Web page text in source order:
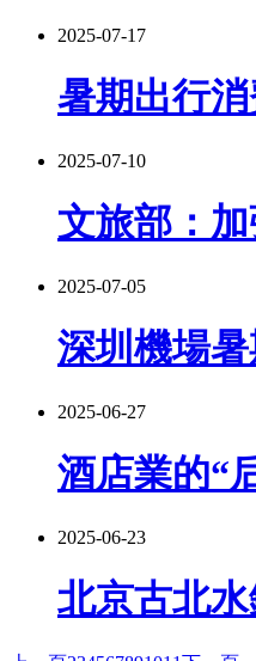
2025-07-17
暑期出行
2025-07-10
文旅部：
2025-07-05
深圳機場
2025-06-27
酒店業的“
2025-06-23
北京古北